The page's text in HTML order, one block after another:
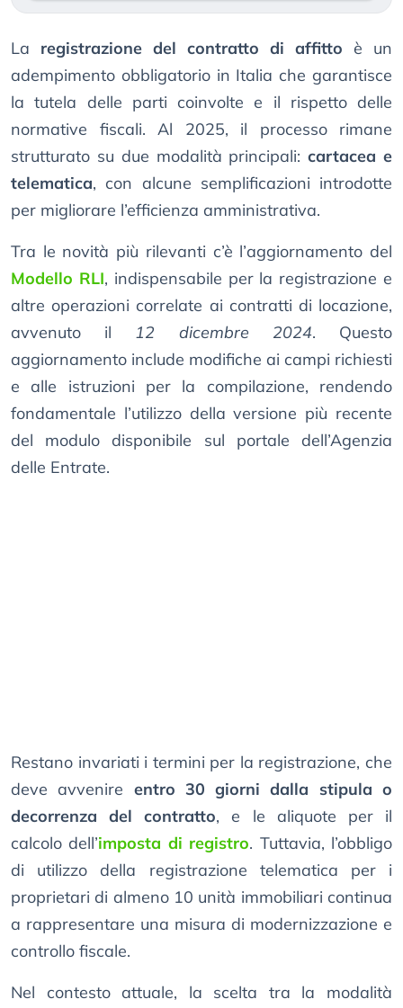
La registrazione del contratto di affitto è un
adempimento obbligatorio in Italia che garantisce
la tutela delle parti coinvolte e il rispetto delle
normative fiscali. Al 2025, il processo rimane
strutturato su due modalità principali:cartacea e
telematica, con alcune semplificazioni introdotte
per migliorare l’efficienza amministrativa.
Tra le novità più rilevanti c’è l’aggiornamento del
Modello RLI, indispensabile per la registrazione e
altre operazioni correlate ai contratti di locazione,
avvenuto il 12 dicembre 2024. Questo
aggiornamento include modifiche ai campi richiesti
e alle istruzioni per la compilazione, rendendo
fondamentale l’utilizzo della versione più recente
del modulo disponibile sul portale dell’Agenzia
delle Entrate.
Restano invariati i termini per la registrazione, che
deve avvenire entro 30 giorni dalla stipula o
decorrenza del contratto, e le aliquote per il
calcolo dell’imposta di registro. Tuttavia, l’obbligo
di utilizzo della registrazione telematica per i
proprietari di almeno 10 unità immobiliari continua
a rappresentare una misura di modernizzazione e
controllo fiscale.
Nel contesto attuale, la scelta tra la modalità